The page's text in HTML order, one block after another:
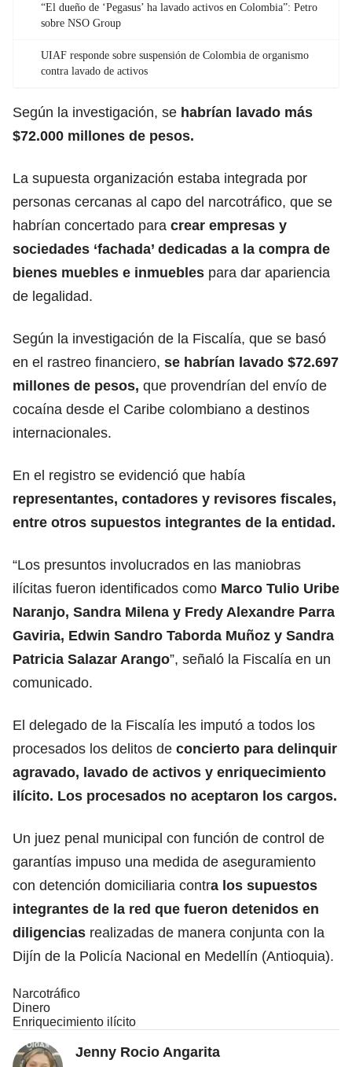
“El dueño de ‘Pegasus’ ha lavado activos en Colombia”: Petro
sobre NSO Group
UIAF responde sobre suspensión de Colombia de organismo
contra lavado de activos
Según la investigación, se habrían lavado más
$72.000 millones de pesos.
La supuesta organización estaba integrada por
personas cercanas al capo del narcotráfico, que se
habrían concertado para crear empresas y
sociedades ‘fachada’ dedicadas a la compra de
bienes muebles e inmuebles para dar apariencia
de legalidad.
Según la investigación de la Fiscalía, que se basó
en el rastreo financiero, se habrían lavado $72.697
millones de pesos, que provendrían del envío de
cocaína desde el Caribe colombiano a destinos
internacionales.
En el registro se evidenció que había
representantes, contadores y revisores fiscales,
entre otros supuestos integrantes de la entidad.
“Los presuntos involucrados en las maniobras
ilícitas fueron identificados como Marco Tulio Uribe
Naranjo, Sandra Milena y Fredy Alexandre Parra
Gaviria, Edwin Sandro Taborda Muñoz y Sandra
Patricia Salazar Arango”, señaló la Fiscalía en un
comunicado.
El delegado de la Fiscalía les imputó a todos los
procesados los delitos de concierto para delinquir
agravado, lavado de activos y enriquecimiento
ilícito. Los procesados no aceptaron los cargos.
Un juez penal municipal con función de control de
garantías impuso una medida de aseguramiento
con detención domiciliaria contra los supuestos
integrantes de la red que fueron detenidos en
diligencias realizadas de manera conjunta con la
Dijín de la Policía Nacional en Medellín (Antioquia).
Narcotráfico
Dinero
Enriquecimiento ilícito
Jenny Rocio Angarita